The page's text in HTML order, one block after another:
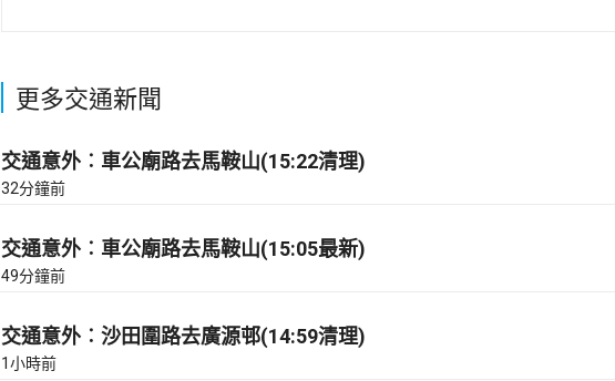
更多交通新聞
交通意外︰車公廟路去馬鞍山(15:22清理)
32分鐘前
交通意外︰車公廟路去馬鞍山(15:05最新)
49分鐘前
交通意外︰沙田圍路去廣源邨(14:59清理)
1小時前